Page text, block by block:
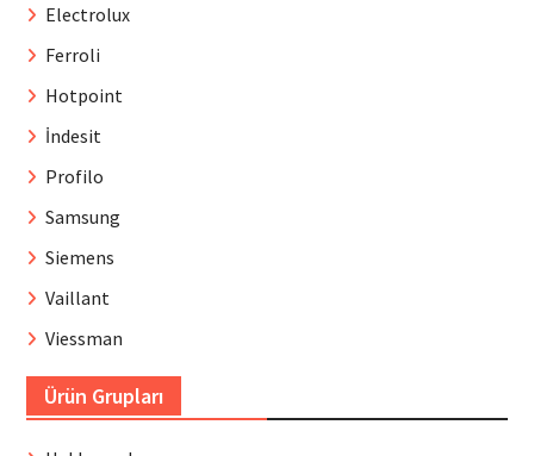
Electrolux
Ferroli
Hotpoint
İndesit
Profilo
Samsung
Siemens
Vaillant
Viessman
Ürün Grupları